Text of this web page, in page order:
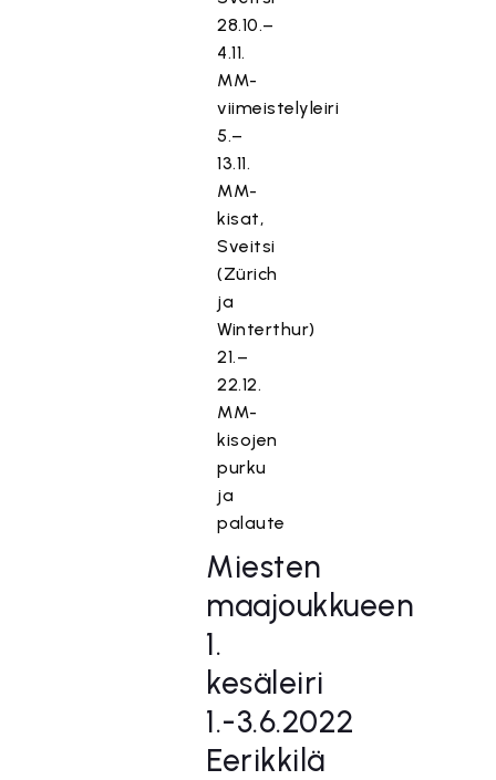
28.10.–
4.11.
MM-
viimeistelyleiri
5.–
13.11.
MM-
kisat,
Sveitsi
(Zürich
ja
Winterthur)
21.–
22.12.
MM-
kisojen
purku
ja
palaute
Miesten
maajoukkueen
1.
kesäleiri
1.-3.6.2022
Eerikkilä